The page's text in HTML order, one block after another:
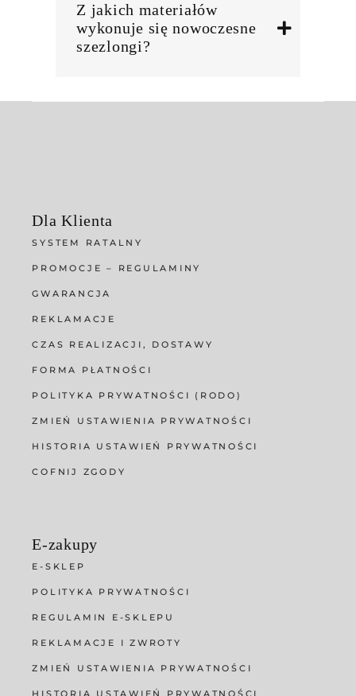
Z jakich materiałów
wykonuje się nowoczesne
szezlongi?
Dla Klienta
SYSTEM RATALNY
PROMOCJE – REGULAMINY
GWARANCJA
REKLAMACJE
CZAS REALIZACJI, DOSTAWY
FORMA PŁATNOŚCI
POLITYKA PRYWATNOŚCI (RODO)
ZMIEŃ USTAWIENIA PRYWATNOŚCI
HISTORIA USTAWIEŃ PRYWATNOŚCI
COFNIJ ZGODY
E-zakupy
E-SKLEP
POLITYKA PRYWATNOŚCI
REGULAMIN E-SKLEPU
REKLAMACJE I ZWROTY
ZMIEŃ USTAWIENIA PRYWATNOŚCI